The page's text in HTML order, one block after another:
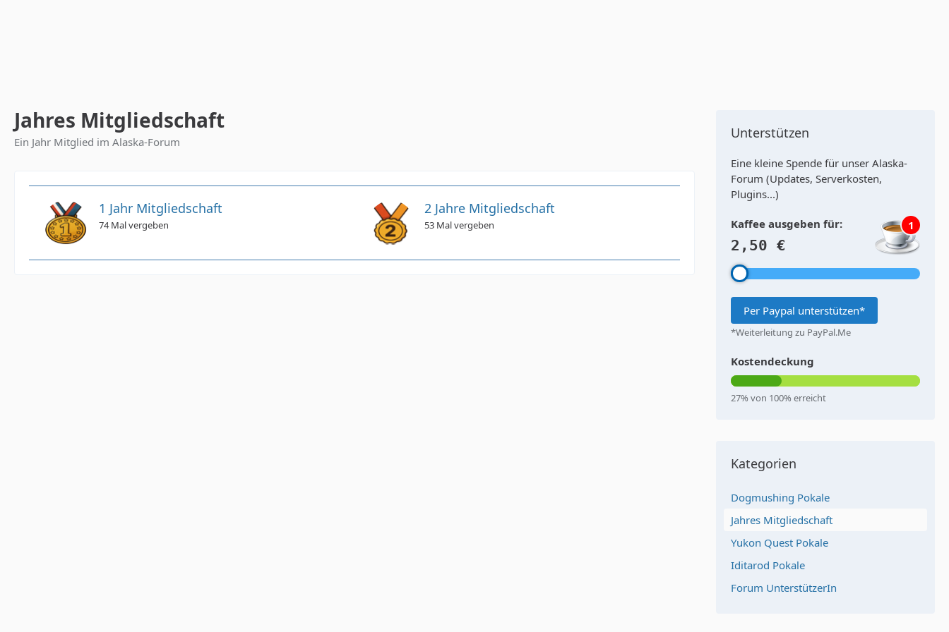
Jahres Mitgliedschaft
Ein Jahr Mitglied im Alaska-Forum
1 Jahr Mitgliedschaft
74 Mal vergeben
2 Jahre Mitgliedschaft
53 Mal vergeben
Unterstützen
Eine kleine Spende für unser Alaska-
Forum (Updates, Serverkosten,
Plugins...)
Kaffee ausgeben für:
2,50 €
1
Per Paypal unterstützen*
*Weiterleitung zu PayPal.Me
Kostendeckung
27% von 100% erreicht
Kategorien
Dogmushing Pokale
Jahres Mitgliedschaft
Yukon Quest Pokale
Iditarod Pokale
Forum UnterstützerIn